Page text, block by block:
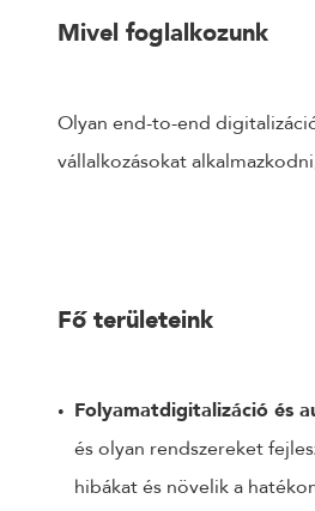
Mivel foglalkozunk
Olyan end-to-end
vállalkozásokat
Fő területeink
Folyamatdigitalizáció és
és olyan rendszereket
hibákat és növelik a